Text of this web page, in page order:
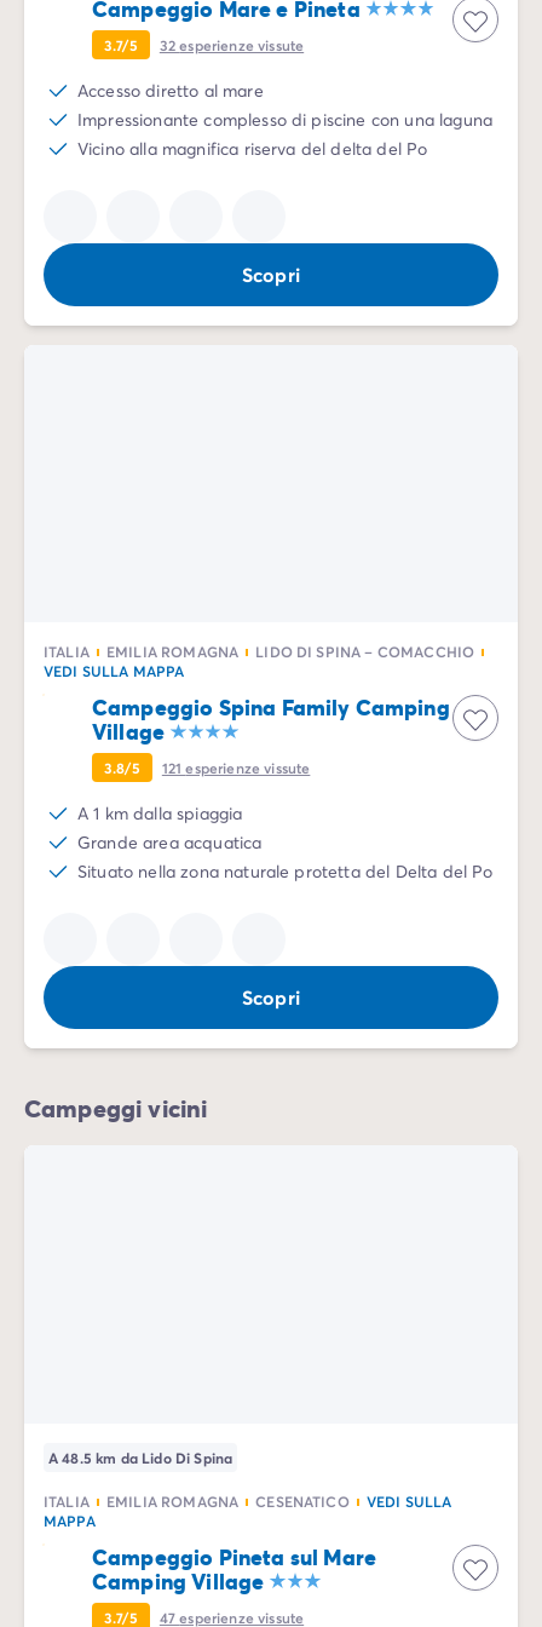
Campeggio Costa Azzurra
Campeggio Gardaland
Campeggio Isola d'elba
Campeggio Mediterraneo
Campeggio Paesi Baschi
Vantaggi & buone offerte
Programma Presenta un Amico
Programma Privilege
Vivi l'esperienza
L'Esperienza Homair
Servizi & info utili
I nostri servizi
I nostri pacchetti ristorazione
Il Servizio Clienti Homair
Prima di partire
Assicurazione di cancellazione
Modalità di pagamento
Campeggio Mare e Pineta
3.7/5 32esperienze vissute
Accesso diretto al mare
Impressionante complesso di piscine con una laguna
Vicino alla magnifica riserva del delta del Po
Scopri
ITALIA EMILIA ROMAGNA
LIDO DI SPINA – COMACCHIO
VEDI SULLA MAPPA
Campeggio Spina Family Camping
Village
3.8/5 121esperienze vissute
A 1 km dalla spiaggia
Grande area acquatica
Situato nella zona naturale protetta del Delta del Po
Scopri
Campeggi vicini
A 48.5 km da Lido Di Spina
ITALIA EMILIA ROMAGNA CESENATICO
VEDI SULLA
MAPPA
Campeggio Pineta sul Mare
Camping Village
3.7/5 47esperienze vissute